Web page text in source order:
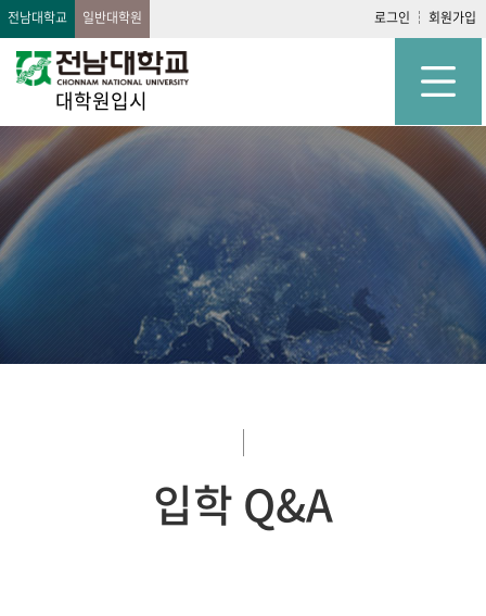
전남대학교 일반대학원 로그인 회원가입
대학원입시
입학 Q&A